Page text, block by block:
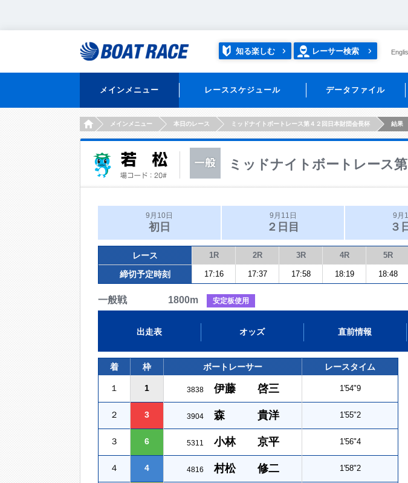
知る楽しむ レーサー検索
メインメニュー レーススケジュール データファイル
HOMEメインメニュー 本日のレース ミッドナイトボートレース第４２回日本財団会長杯 結果
ミッドナイトボートレース
9月10日
初日
9月11日
２日目
9月
３
レース 1R 2R 3R 4R 5R
締切予定時刻 17:16 17:37 17:58 18:19 18:48
一般戦 1800m 安定板使用
出走表 オッズ 直前情報
着 枠 ボートレーサー レースタイム
１ 1 3838 伊藤 啓三 1'54"9
２ 3 3904 森 貴洋 1'55"2
３ 6 5311 小林 京平 1'56"4
４ 4 4816 村松 修二 1'58"2